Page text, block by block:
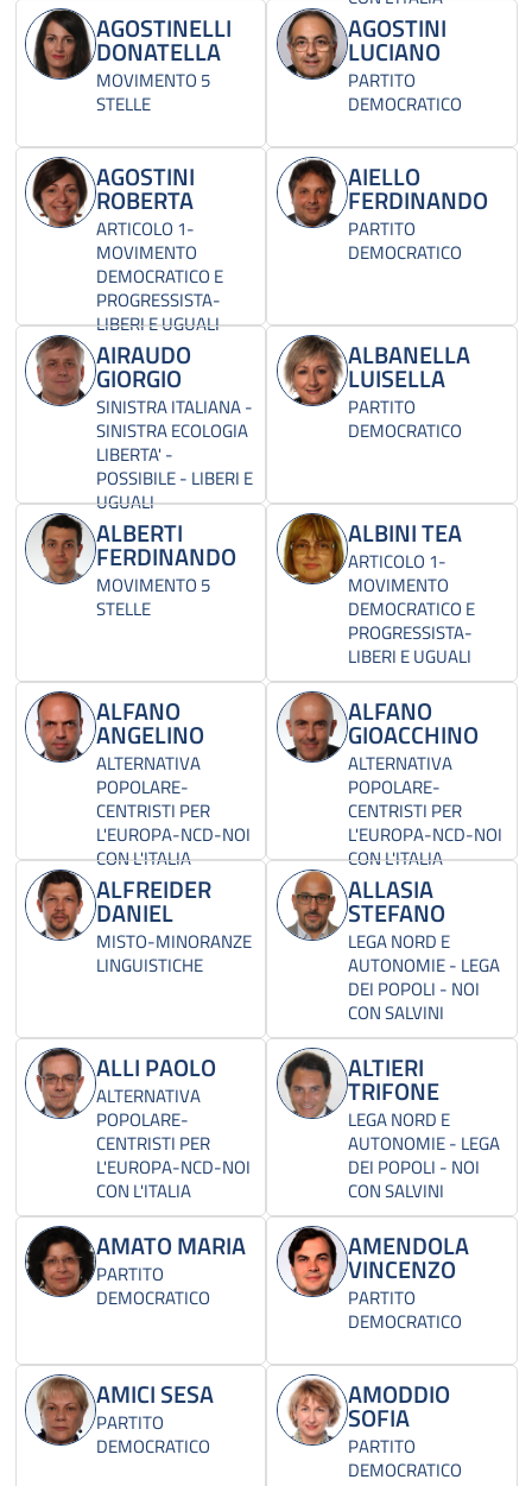
AGOSTINELLI
DONATELLA
MOVIMENTO 5
STELLE
AGOSTINI
LUCIANO
PARTITO
DEMOCRATICO
AGOSTINI
ROBERTA
ARTICOLO 1-
MOVIMENTO
DEMOCRATICO E
PROGRESSISTA-
LIBERI E UGUALI
AIELLO
FERDINANDO
PARTITO
DEMOCRATICO
AIRAUDO
GIORGIO
SINISTRA ITALIANA -
SINISTRA ECOLOGIA
LIBERTA' -
POSSIBILE - LIBERI E
UGUALI
ALBANELLA
LUISELLA
PARTITO
DEMOCRATICO
ALBERTI
FERDINANDO
MOVIMENTO 5
STELLE
ALBINI TEA
ARTICOLO 1-
MOVIMENTO
DEMOCRATICO E
PROGRESSISTA-
LIBERI E UGUALI
ALFANO
ANGELINO
ALTERNATIVA
POPOLARE-
CENTRISTI PER
L'EUROPA-NCD-NOI
CON L'ITALIA
ALFANO
GIOACCHINO
ALTERNATIVA
POPOLARE-
CENTRISTI PER
L'EUROPA-NCD-NOI
CON L'ITALIA
ALFREIDER
DANIEL
MISTO-MINORANZE
LINGUISTICHE
ALLASIA
STEFANO
LEGA NORD E
AUTONOMIE - LEGA
DEI POPOLI - NOI
CON SALVINI
ALLI PAOLO
ALTERNATIVA
POPOLARE-
CENTRISTI PER
L'EUROPA-NCD-NOI
CON L'ITALIA
ALTIERI
TRIFONE
LEGA NORD E
AUTONOMIE - LEGA
DEI POPOLI - NOI
CON SALVINI
AMATO MARIA
PARTITO
DEMOCRATICO
AMENDOLA
VINCENZO
PARTITO
DEMOCRATICO
AMICI SESA
PARTITO
DEMOCRATICO
AMODDIO
SOFIA
PARTITO
DEMOCRATICO